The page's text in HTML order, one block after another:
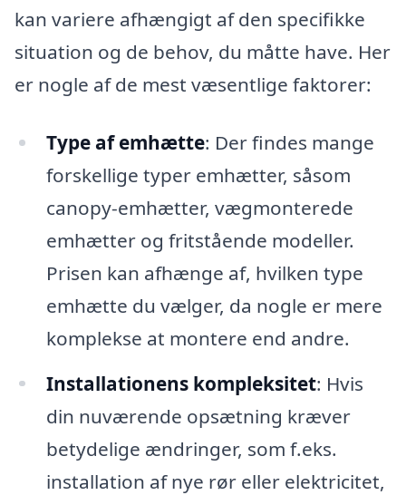
kan variere afhængigt af den specifikke
situation og de behov, du måtte have. Her
er nogle af de mest væsentlige faktorer:
Type af emhætte: Der findes mange
forskellige typer emhætter, såsom
canopy-emhætter, vægmonterede
emhætter og fritstående modeller.
Prisen kan afhænge af, hvilken type
emhætte du vælger, da nogle er mere
komplekse at montere end andre.
Installationens kompleksitet: Hvis
din nuværende opsætning kræver
betydelige ændringer, som f.eks.
installation af nye rør eller elektricitet,